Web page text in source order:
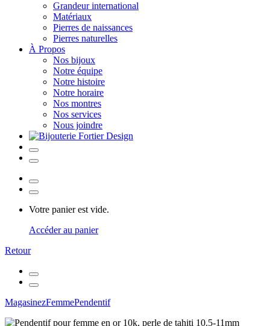
Grandeur international
Matériaux
Pierres de naissances
Pierres naturelles
À Propos
Nos bijoux
Notre équipe
Notre histoire
Notre horaire
Nos montres
Nos services
Nous joindre
Votre panier est vide.
Accéder au panier
Retour
MagasinezFemmePendentif